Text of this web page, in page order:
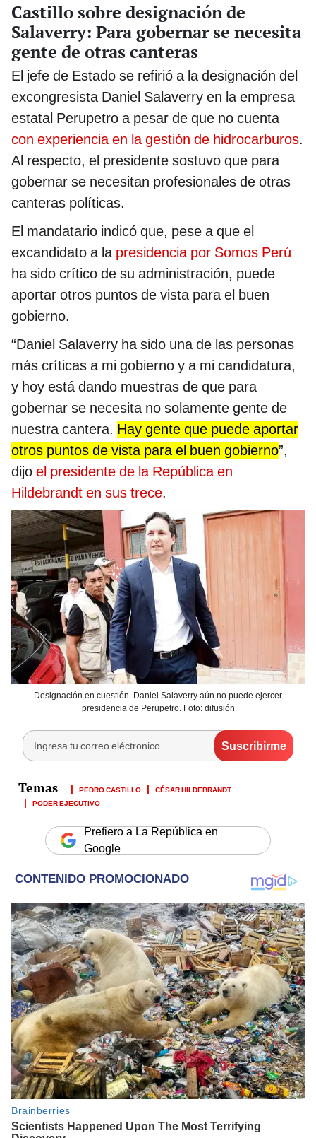
Castillo sobre designación de
Salaverry: Para gobernar se necesita
gente de otras canteras
El jefe de Estado se refirió a la designación del
excongresista Daniel Salaverry en la empresa
estatal Perupetro a pesar de que no cuenta
con experiencia en la gestión de hidrocarburos.
Al respecto, el presidente sostuvo que para
gobernar se necesitan profesionales de otras
canteras políticas.
El mandatario indicó que, pese a que el
excandidato a la presidencia por Somos Perú
ha sido crítico de su administración, puede
aportar otros puntos de vista para el buen
gobierno.
“Daniel Salaverry ha sido una de las personas
más críticas a mi gobierno y a mi candidatura,
y hoy está dando muestras de que para
gobernar se necesita no solamente gente de
nuestra cantera. Hay gente que puede aportar
otros puntos de vista para el buen gobierno”,
dijo el presidente de la República en
Hildebrandt en sus trece.
Designación en cuestión. Daniel Salaverry aún no puede ejercer
presidencia de Perupetro. Foto: difusión
PEDRO CASTILLO
CÉSAR HILDEBRANDT
PODER EJECUTIVO
Prefiero a La República en
Google